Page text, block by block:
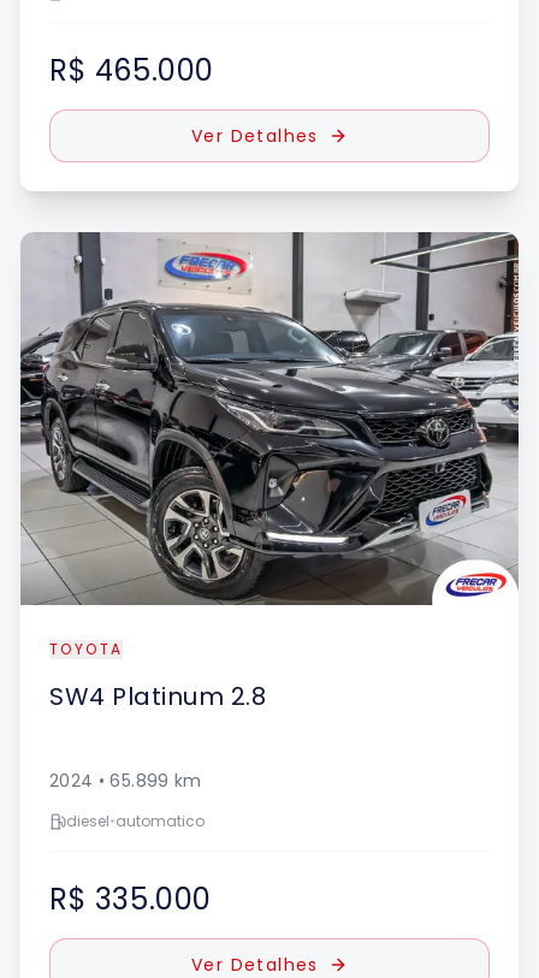
R$ 465.000
Ver Detalhes
TOYOTA
SW4 Platinum 2.8
2024 •65.899 km
diesel•automatico
R$ 335.000
Ver Detalhes